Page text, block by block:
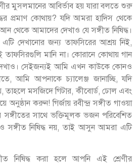
মুসলমানের আবির্ভাব হয় যারা বলতে শুরু
প্রমাণ কোথায়? যদি আমরা হাদিস থেকে
থেকে আমাদের দেখাও যে সঙ্গীত নিষিদ্ধ।
দেখানোর জন্য তাফসিরের আশ্রয় নিই,
মানি না। কোরানে কোথায় গান
দেখাও। সেইজন্যই আমি এখন কাউকে কোনও
আমি আপনাকে চ্যালেঞ্জ জানাচ্ছি, যদি
হয়, তাহলে মসজিদে গিটার, কীবোর্ড, ঢোল এবং
অনুষ্ঠান করুন! গির্জায় রবীন্দ্র সঙ্গীত গাওয়া
সঙ্গীতের সাথে ভক্তিমূলক ভজন পরিবেশিত
সঙ্গীত নিষিদ্ধ নয়, তাই আসুন আমরা এটি
নিষিদ্ধ করা হলে আপনি এই শ্রেণীর